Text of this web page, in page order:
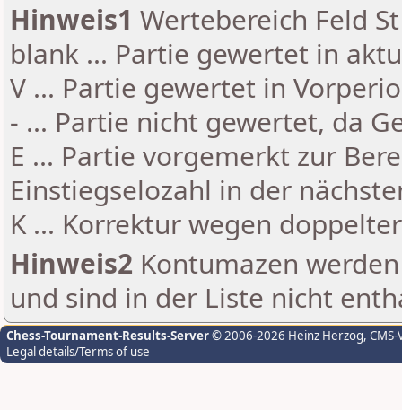
Hinweis1 Wertebereich Feld
blank ... Partie gewertet in
V ... Partie gewertet in
- ... Partie nicht gewertet, da
E ... Partie vorgemerkt zur
Einstiegselozahl in der
K ... Korrektur wegen
Hinweis2 Kontumazen
und sind in der Liste nicht
Chess-Tournament-Results-Server© 2006-2026 Heinz Herzog,
Legal details/Terms of use